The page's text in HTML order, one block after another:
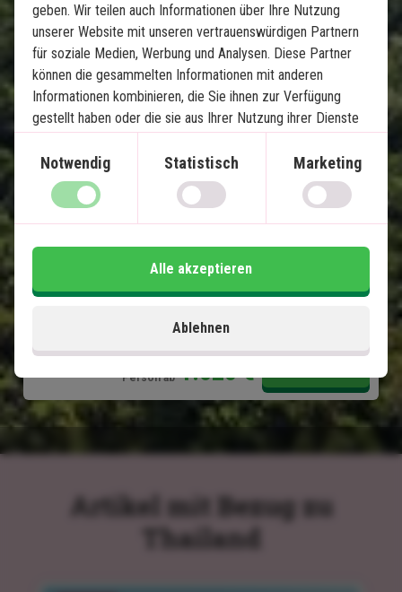
Dschungel und Strandurlaub:
Khao Lak, Khao Sok und Koh Yao
5 Nächte in Khao Lak
2 Nächte im Khao Sok Nationalpark
5 Nächte auf Koh Yao Noi
Wunderschöne Strände und fantastisches
Schnorcheln
Übernachtung in einem schwimmenden
Bungalow im Dschungel
Im Preis inklusive
Person ab 1.620€
Artikel mit Bezug zu
Thailand
geben. Wir teilen auch Informationen über Ihre Nutzung
unserer Website mit unseren vertrauenswürdigen Partnern
für soziale Medien, Werbung und Analysen. Diese Partner
können die gesammelten Informationen mit anderen
Informationen kombinieren, die Sie ihnen zur Verfügung
gestellt haben oder die sie aus Ihrer Nutzung ihrer Dienste
Notwendig Statistisch Marketing
Ablehnen
Alle akzeptieren